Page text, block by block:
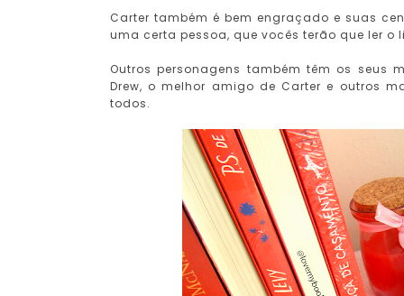
Carter também é bem engraçado e suas
uma certa pessoa, que vocês terão que ler
Outros personagens também têm os seus
Drew, o melhor amigo de Carter e outros
todos.